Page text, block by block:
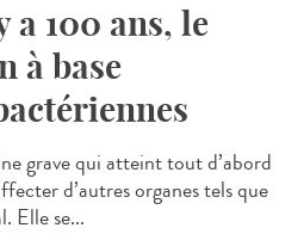
100 ans, le
à base
grave qui atteint tout d’abord
d’autres organes tels que
Elle se...